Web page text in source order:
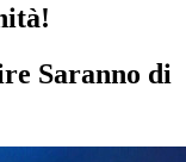
Saranno di